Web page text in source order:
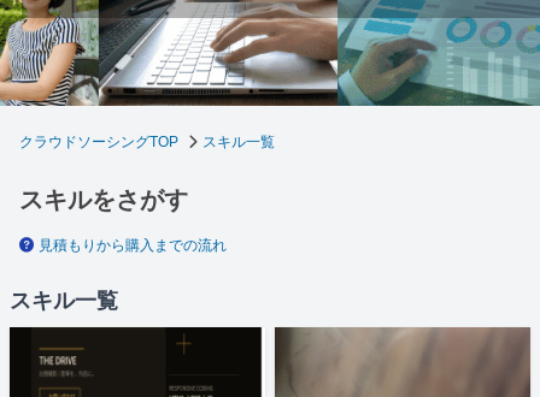
クラウドソーシングTOP スキル一覧
スキルをさがす
見積もりから購入までの流れ
スキル一覧